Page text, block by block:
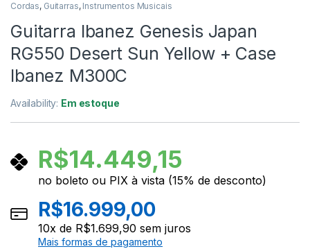
Cordas, Guitarras, Instrumentos Musicais
Guitarra Ibanez Genesis Japan
RG550 Desert Sun Yellow + Case
Ibanez M300C
Availability: Em estoque
R$14.449,15
no boleto ou PIX à vista (15% de desconto)
R$16.999,00
10x de R$1.699,90 sem juros
Mais formas de pagamento